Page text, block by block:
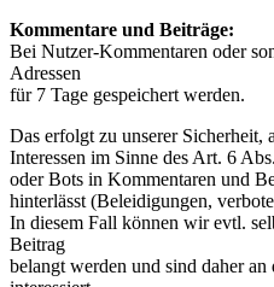
Kommentare und Beiträge:
Bei Nutzer-Kommentaren oder
Adressen
für 7 Tage gespeichert werden.
Das erfolgt zu unserer Sicherheit,
Interessen im Sinne des Art. 6
oder Bots in Kommentaren und
hinterlässt (Beleidigungen,
In diesem Fall können wir evtl.
Beitrag
belangt werden und sind daher an